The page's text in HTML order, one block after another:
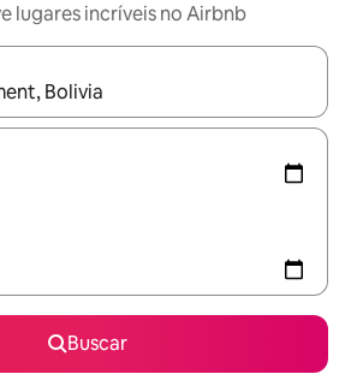
lugares incríveis no Airbnb
estiverem disponíveis, explore-os
Buscar